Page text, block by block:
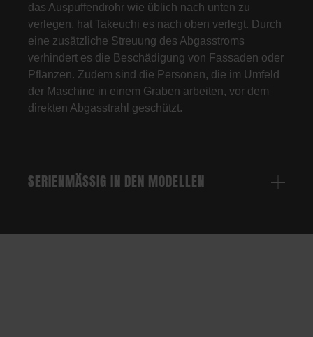
das Auspuffendrohr wie üblich nach unten zu
verlegen, hat Takeuchi es nach oben verlegt. Durch
eine zusätzliche Streuung des Abgasstroms
verhindert es die Beschädigung von Fassaden oder
Pflanzen. Zudem sind die Personen, die im Umfeld
der Maschine in einem Graben arbeiten, vor dem
direkten Abgasstrahl geschützt.
SERIENMÄSSIG IN DEN MODELLEN